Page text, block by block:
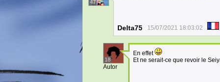
47
Delta75 15/07/2021 18:03:02
18
Autor
En effet
Et ne serait-ce que revoir le